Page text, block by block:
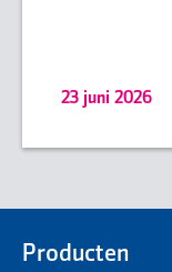
23 juni 2026
Producten